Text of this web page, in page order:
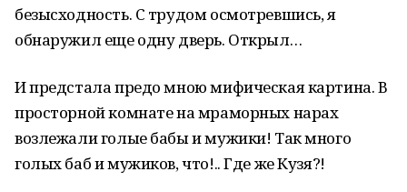
безысходность. С трудом осмотревшись, я
обнаружил еще одну дверь. Открыл…
И предстала предо мною мифическая картина. В
просторной комнате на мраморных нарах
возлежали голые бабы и мужики! Так много
голых баб и мужиков, что!.. Где же Кузя?!